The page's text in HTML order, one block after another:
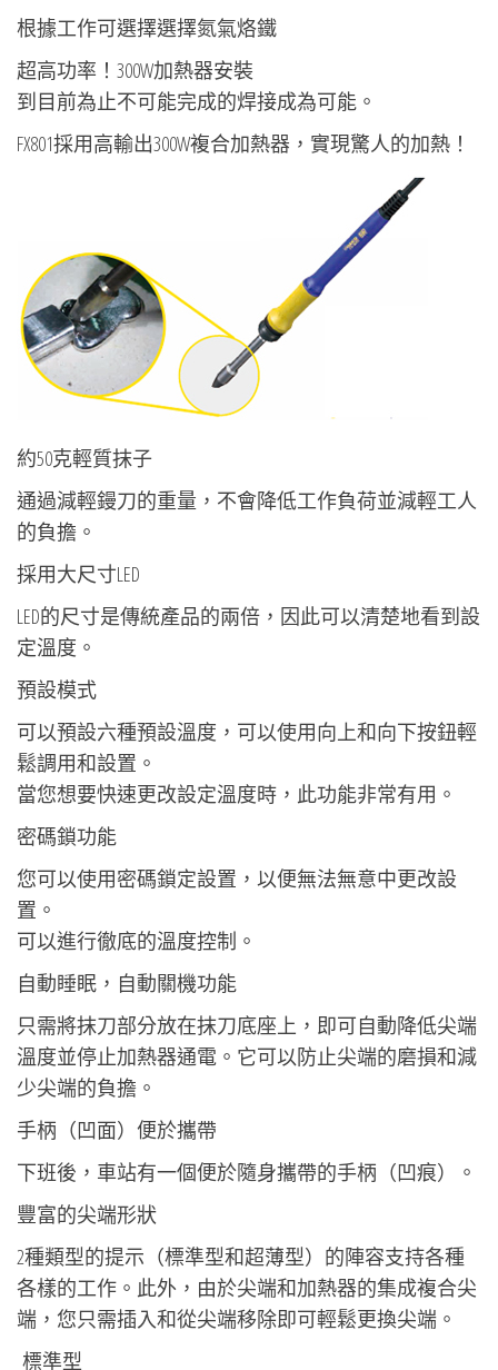
根據工作可選擇選擇氮氣烙鐵
超高功率！300W加熱器安裝
到目前為止不可能完成的焊接成為可能。
FX801採用高輸出300W複合加熱器，實現驚人的加熱！
約50克輕質抹子
通過減輕鏝刀的重量，不會降低工作負荷並減輕工人
的負擔。
採用大尺寸LED
LED的尺寸是傳統產品的兩倍，因此可以清楚地看到設
定溫度。
預設模式
可以預設六種預設溫度，可以使用向上和向下按鈕輕
鬆調用和設置。
當您想要快速更改設定溫度時，此功能非常有用。
密碼鎖功能
您可以使用密碼鎖定設置，以便無法無意中更改設
置。
可以進行徹底的溫度控制。
自動睡眠，自動關機功能
只需將抹刀部分放在抹刀底座上，即可自動降低尖端
溫度並停止加熱器通電。它可以防止尖端的磨損和減
少尖端的負擔。
手柄（凹面）便於攜帶
下班後，車站有一個便於隨身攜帶的手柄（凹痕）。
豐富的尖端形狀
2種類型的提示（標準型和超薄型）的陣容支持各種
各樣的工作。此外，由於尖端和加熱器的集成複合尖
端，您只需插入和從尖端移除即可輕鬆更換尖端。
標準型